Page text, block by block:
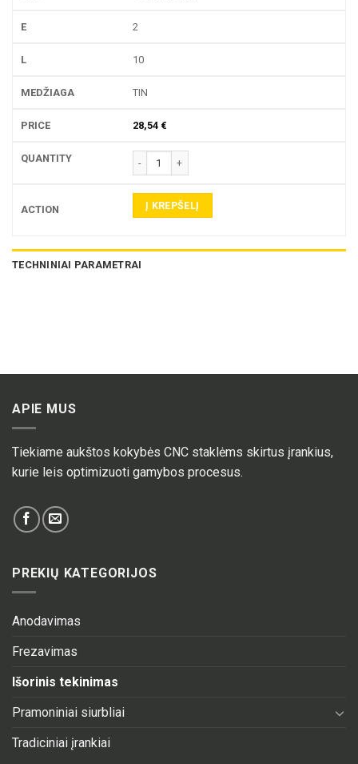
2
10
TIN
28,54 €
produkto kiekis: 751X4 TEKINIMO PLOKŠTELĖ
Į KREPŠELĮ
TECHNINIAI PARAMETRAI
APIE MUS
Tiekiame aukštos kokybės CNC staklėms skirtus įrankius,
kurie leis optimizuoti gamybos procesus.
PREKIŲ KATEGORIJOS
Anodavimas
Frezavimas
Išorinis tekinimas
Pramoniniai siurbliai
Tradiciniai įrankiai